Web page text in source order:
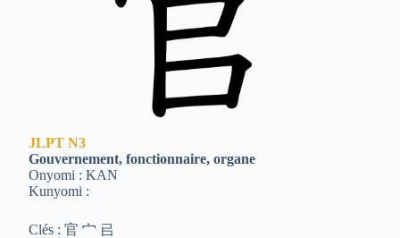
JLPT N3
Gouvernement, fonctionnaire, organe
Onyomi : KAN
Kunyomi :
Clés : 官 宀 㠯